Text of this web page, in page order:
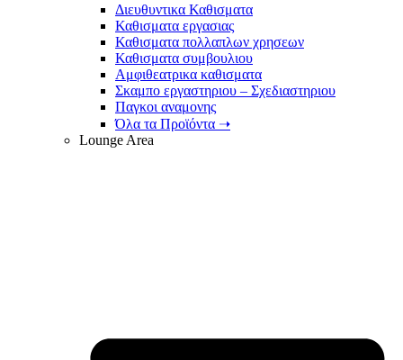
Διευθυντικα Καθισματα
Καθισματα εργασιας
Καθισματα πολλαπλων χρησεων
Καθισματα συμβουλιου
Αμφιθεατρικα καθισματα
Σκαμπο εργαστηριου – Σχεδιαστηριου
Παγκοι αναμονης
Όλα τα Προϊόντα ➝
Lounge Area